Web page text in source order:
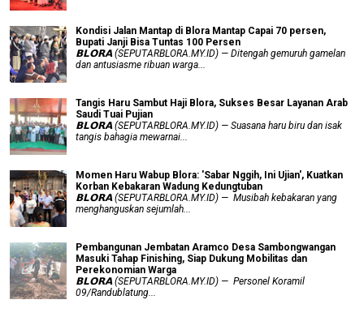
Kondisi Jalan Mantap di Blora Mantap Capai 70 persen,
Bupati Janji Bisa Tuntas 100 Persen
𝗕𝗟𝗢𝗥𝗔 (SEPUTARBLORA.MY.ID) — Ditengah gemuruh gamelan
dan antusiasme ribuan warga...
Tangis Haru Sambut Haji Blora, Sukses Besar Layanan Arab
Saudi Tuai Pujian
𝗕𝗟𝗢𝗥𝗔 (SEPUTARBLORA.MY.ID) — Suasana haru biru dan isak
tangis bahagia mewarnai...
Momen Haru Wabup Blora: ​'Sabar Nggih, Ini Ujian', Kuatkan
Korban Kebakaran Wadung Kedungtuban
𝗕𝗟𝗢𝗥𝗔 (SEPUTARBLORA.MY.ID) — Musibah kebakaran yang
menghanguskan sejumlah...
Pembangunan Jembatan Aramco Desa Sambongwangan
Masuki Tahap Finishing, Siap Dukung Mobilitas dan
Perekonomian Warga
𝗕𝗟𝗢𝗥𝗔 (SEPUTARBLORA.MY.ID) — Personel Koramil
09/Randublatung...